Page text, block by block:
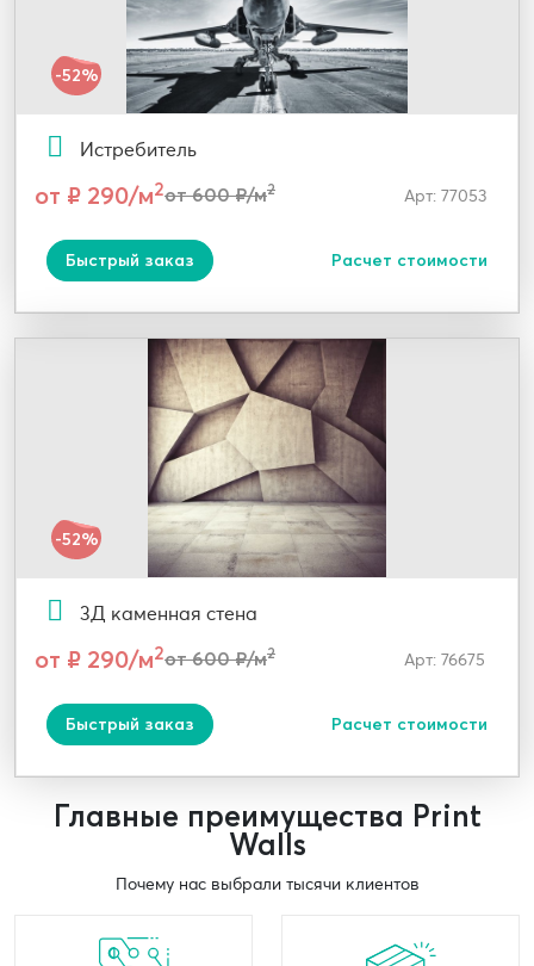
-52%
Истребитель
от ₽ 290/м2от 600 ₽/м2 Арт: 77053
Быстрый заказ Расчет стоимости
-52%
3Д каменная стена
от ₽ 290/м2от 600 ₽/м2 Арт: 76675
Быстрый заказ Расчет стоимости
Главные преимущества Print
Walls
Почему нас выбрали тысячи клиентов